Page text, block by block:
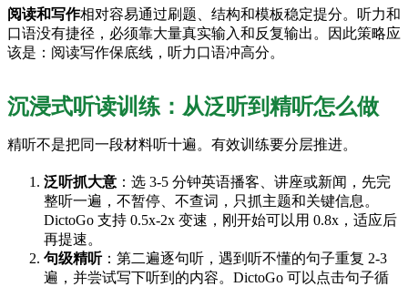
阅读和写作相对容易通过刷题、结构和模板稳定提分。听力和
口语没有捷径，必须靠大量真实输入和反复输出。因此策略应
该是：阅读写作保底线，听力口语冲高分。
沉浸式听读训练：从泛听到精听怎么做
精听不是把同一段材料听十遍。有效训练要分层推进。
泛听抓大意 ：选 3-5 分钟英语播客、讲座或新闻，先完
整听一遍，不暂停、不查词，只抓主题和关键信息。
DictoGo 支持 0.5x-2x 变速，刚开始可以用 0.8x，适应后
再提速。
句级精听：第二遍逐句听，遇到听不懂的句子重复 2-3
遍，并尝试写下听到的内容。DictoGo 可以点击句子循